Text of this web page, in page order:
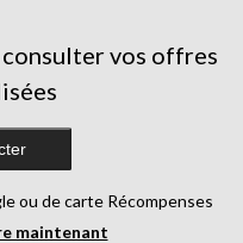
vos offres
ou de carte Récompenses
maintenant